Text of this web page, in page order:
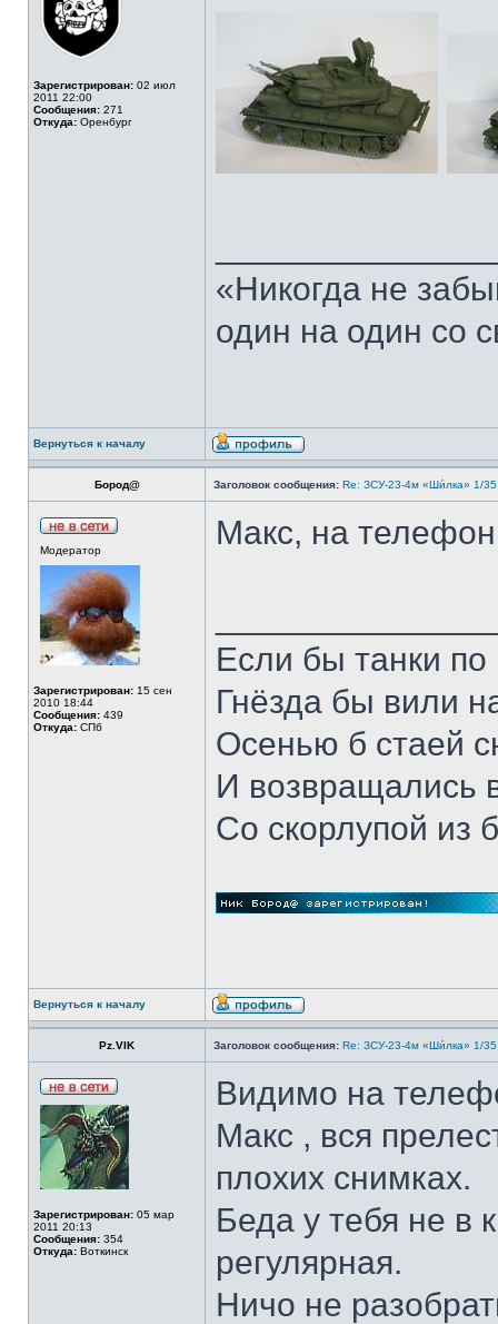
Зарегистрирован: 02 июл
2011 22:00
Сообщения: 271
Откуда: Оренбург
«Никогда не
один на один со
Вернуться к началу
Бород@ Заголовок сообщения: Re: ЗСУ-23-4м «Ши́лка» 1/35
Модератор
Зарегистрирован: 15 сен
2010 18:44
Сообщения: 439
Откуда: СПб
Макс, на
Если бы танки по
Гнёзда бы вили
Осенью б стаей
И возвращались
Со скорлупой из
Вернуться к началу
Pz.VIK Заголовок сообщения: Re: ЗСУ-23-4м «Ши́лка» 1/35
Зарегистрирован: 05 мар
2011 20:13
Сообщения: 354
Откуда: Воткинск
Видимо на
Макс , вся
плохих снимках.
Беда у тебя не в
регулярная.
Ничо не